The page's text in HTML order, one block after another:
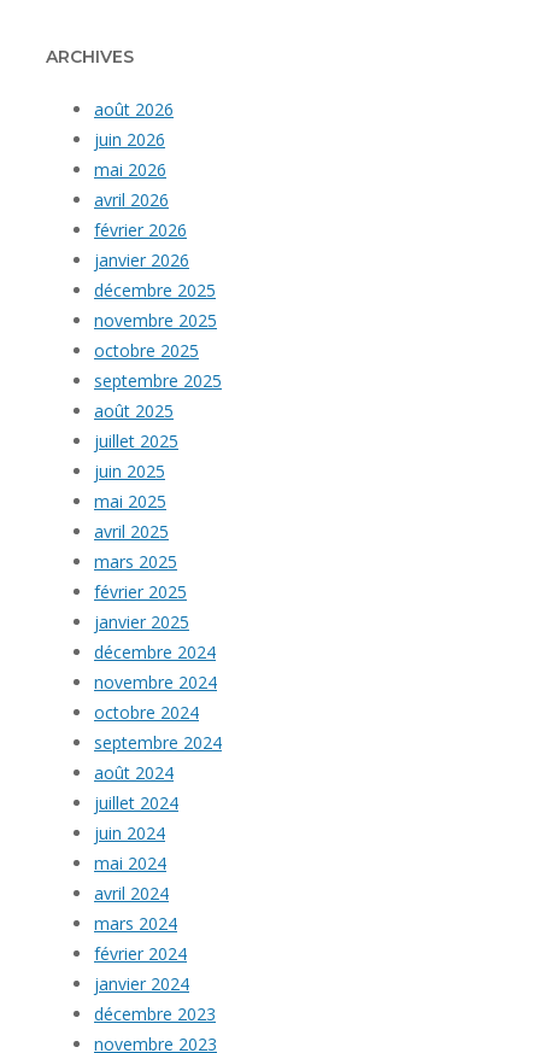
ARCHIVES
août 2026
juin 2026
mai 2026
avril 2026
février 2026
janvier 2026
décembre 2025
novembre 2025
octobre 2025
septembre 2025
août 2025
juillet 2025
juin 2025
mai 2025
avril 2025
mars 2025
février 2025
janvier 2025
décembre 2024
novembre 2024
octobre 2024
septembre 2024
août 2024
juillet 2024
juin 2024
mai 2024
avril 2024
mars 2024
février 2024
janvier 2024
décembre 2023
novembre 2023